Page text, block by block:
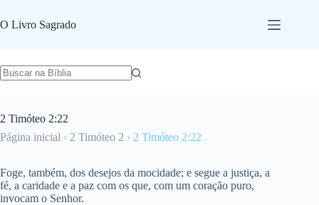
para
o
O Livro Sagrado
2 Timóteo 2:22
Página inicial › 2 Timóteo 2 › 2 Timóteo 2:22
Foge, também, dos desejos da mocidade; e segue a justiça, a
fé, a caridade e a paz com os que, com um coração puro,
invocam o Senhor.